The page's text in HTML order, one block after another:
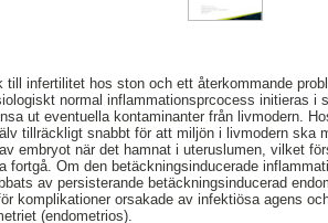
till infertilitet hos ston och ett återkommande
normal inflammationsprcocess initieras i
ut eventuella kontaminanter från livmodern.
tillräckligt snabbt för att miljön i livmodern ska
embryot när det hamnat i uteruslumen, vilket
fortgå. Om den betäckningsinducerade
av persisterande betäckningsinducerad
komplikationer orsakade av infektiösa agens
(endometrios).